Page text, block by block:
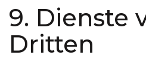
9. Dienste
Dritten